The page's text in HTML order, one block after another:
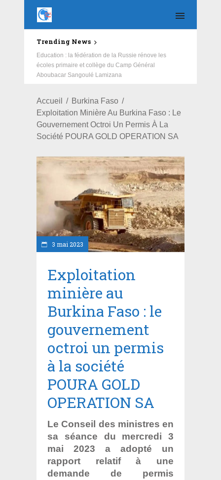
Trending News
Education : la fédération de la Russie rénove les
écoles primaire et collège du Camp Général
Aboubacar Sangoulé Lamizana
Accueil
Burkina Faso
Exploitation Minière Au Burkina Faso : Le
Gouvernement Octroi Un Permis À La
Société POURA GOLD OPERATION SA
3 mai 2023
Exploitation
minière au
Burkina Faso : le
gouvernement
octroi un permis
à la société
POURA GOLD
OPERATION SA
Le Conseil des ministres en
sa séance du mercredi 3
mai 2023 a adopté un
rapport relatif à une
demande de permis